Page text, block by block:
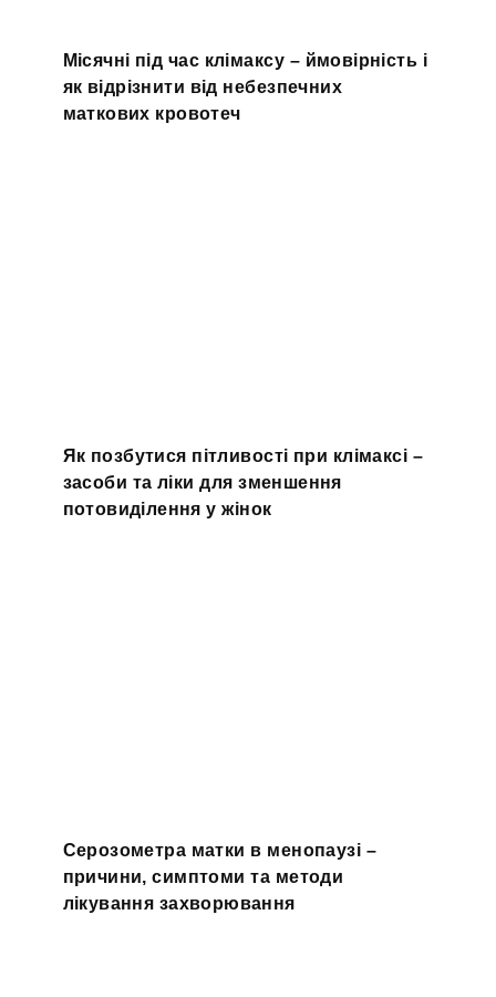
Місячні під час клімаксу – ймовірність і
як відрізнити від небезпечних
маткових кровотеч
Як позбутися пітливості при клімаксі –
засоби та ліки для зменшення
потовиділення у жінок
Серозометра матки в менопаузі –
причини, симптоми та методи
лікування захворювання